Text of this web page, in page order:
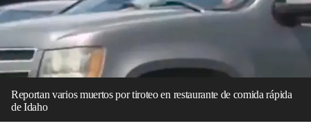
Reportan varios muertos por tiroteo en restaurante de comida rápida
de Idaho